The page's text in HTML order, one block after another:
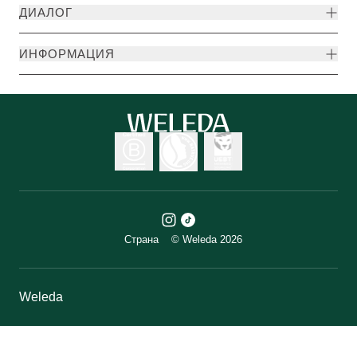
ДИАЛОГ
ИНФОРМАЦИЯ
Страна © Weleda 2026
Weleda